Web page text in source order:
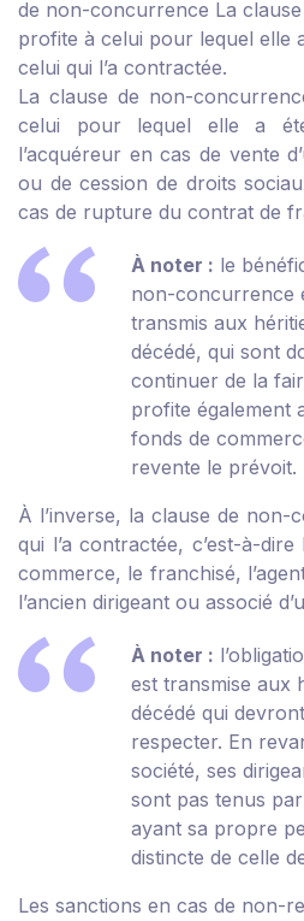
de non-concurrence La
profite à celui pour lequel elle
celui qui l’a contractée.
La clause de non-
celui pour lequel elle a été
l’acquéreur en cas de vente
ou de cession de droits
cas de rupture du contrat de
À noter : le
non-concurrence
transmis aux
décédé, qui sont
continuer de la
profite également
fonds de
revente le prévoit.
À l’inverse, la clause de non-
qui l’a contractée, c’est-à-
commerce, le franchisé,
l’ancien dirigeant ou associé
À noter :
est transmise aux
décédé qui
respecter. En
société, ses
sont pas tenus
ayant sa propre
distincte de celle
Les sanctions en cas de non-